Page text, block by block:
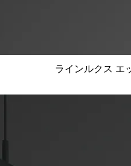
ラインルクス エ